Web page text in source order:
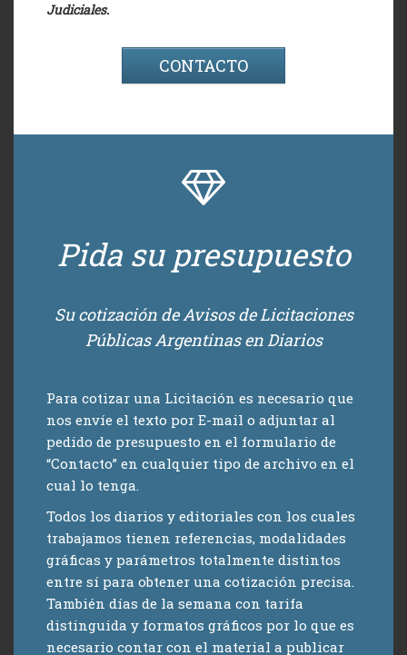
Judiciales.
CONTACTO
Pida su presupuesto
Su cotización de Avisos de Licitaciones
Públicas Argentinas en Diarios
Para cotizar una Licitación es necesario que
nos envíe el texto por E-mail o adjuntar al
pedido de presupuesto en el formulario de
“Contacto” en cualquier tipo de archivo en el
cual lo tenga.
Todos los diarios y editoriales con los cuales
trabajamos tienen referencias, modalidades
gráficas y parámetros totalmente distintos
entre sí para obtener una cotización precisa.
También días de la semana con tarifa
distinguida y formatos gráficos por lo que es
necesario contar con el material a publicar